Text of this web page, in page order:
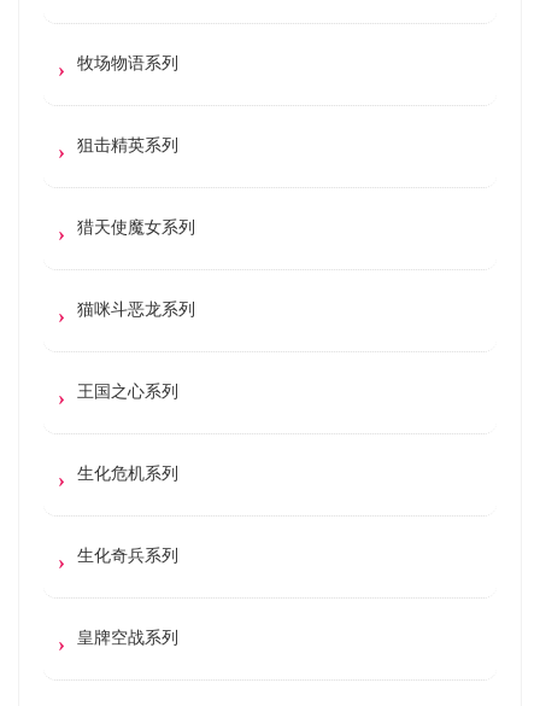
牧场物语系列
狙击精英系列
猎天使魔女系列
猫咪斗恶龙系列
王国之心系列
生化危机系列
生化奇兵系列
皇牌空战系列